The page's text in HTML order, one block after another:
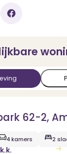
62-2,
4 kamers 2
k.k.